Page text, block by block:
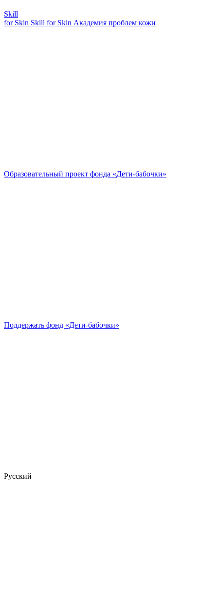
Skill
for Skin Skill for Skin Академия проблем кожи
Образовательный проект фонда «Дети-бабочки»
Поддержать фонд «Дети-бабочки»
Русский